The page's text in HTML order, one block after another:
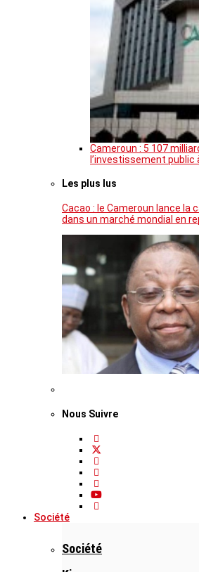
Cameroun : 5 107
l’investissement public
Les plus lus
Cacao : le Cameroun lance la
dans un marché mondial en
Nous Suivre
Société
Société